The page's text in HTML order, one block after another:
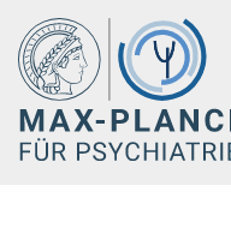
Hauptinhalt